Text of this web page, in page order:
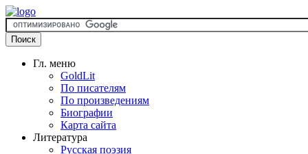
Гл. меню
GoldLit
По писателям
По произведениям
Биографии
Карта сайта
Литература
Русская поэзия